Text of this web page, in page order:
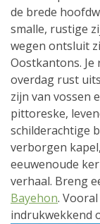
de brede
smalle, rustige
wegen ontsluit
Oostkantons.
overdag rust
zijn van vossen
pittoreske,
schilderachtige
verborgen
eeuwenoude
verhaal. Breng
Bayehon.
indrukwekkend